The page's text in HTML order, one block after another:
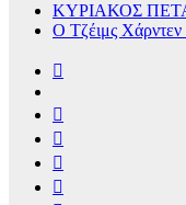
ΚΥΡΙΑΚΟΣ
Ο Τζέιμς